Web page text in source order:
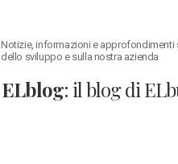
Notizie, informazioni e approfondimenti
dello sviluppo e sulla nostra azienda
ELblog: il blog di